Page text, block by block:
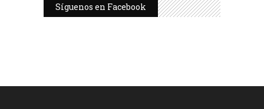
Síguenos en Facebook